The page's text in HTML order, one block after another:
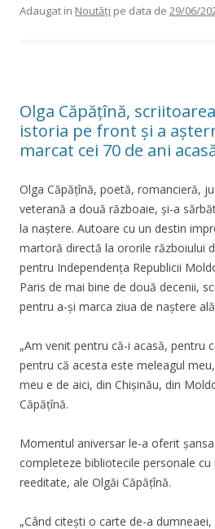
Adaugat in Noutăți pe data de 29/06/
Olga Căpățînă,
istoria pe front și a
marcat cei 70 de ani
Olga Căpățînă, poetă, romancieră,
veterană a două războaie, și-a
la naștere. Autoare cu un destin
martoră directă la ororile războiului
pentru Independența Republicii
Paris de mai bine de două decenii,
pentru a-și marca ziua de naștere
„Am venit pentru că-i acasă, pentru
pentru că acesta este meleagul
meu e de aici, din Chișinău, din
Căpățînă.
Momentul aniversar le-a oferit
completeze bibliotecile personale
reeditate, ale Olgăi Căpățînă.
„Când citești o carte de-a